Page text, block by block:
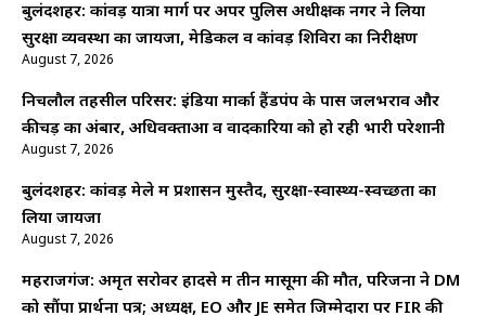
बुलंदशहर: कांवड़ यात्रा मार्ग पर अपर पुलिस अधीक्षक नगर ने लिया
सुरक्षा व्यवस्था का जायजा, मेडिकल व कांवड़ शिविरों का निरीक्षण
August 7, 2026
निचलौल तहसील परिसर: इंडिया मार्का हैंडपंप के पास जलभराव और
कीचड़ का अंबार, अधिवक्ताओं व वादकारियों को हो रही भारी परेशानी
August 7, 2026
बुलंदशहर: कांवड़ मेले में प्रशासन मुस्तैद, सुरक्षा-स्वास्थ्य-स्वच्छता का
लिया जायजा
August 7, 2026
महराजगंज: अमृत सरोवर हादसे में तीन मासूमों की मौत, परिजनों ने DM
को सौंपा प्रार्थना पत्र; अध्यक्ष, EO और JE समेत जिम्मेदारों पर FIR की